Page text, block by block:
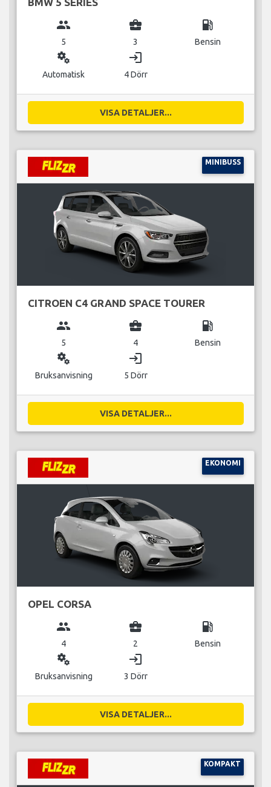
group
5
business_center
3
local_gas_station
Bensin
miscellaneous_services
Automatisk
login
4 Dörr
VISA DETALJER...
MINIBUSS
CITROEN C4 GRAND SPACE TOURER
group
5
business_center
4
local_gas_station
Bensin
miscellaneous_services
Bruksanvisning
login
5 Dörr
VISA DETALJER...
EKONOMI
OPEL CORSA
group
4
business_center
2
local_gas_station
Bensin
miscellaneous_services
Bruksanvisning
login
3 Dörr
VISA DETALJER...
KOMPAKT